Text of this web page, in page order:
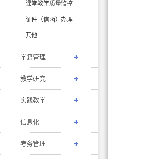
课堂教学质量监控
证件（信函）办理
其他
学籍管理
教学研究
实践教学
信息化
考务管理